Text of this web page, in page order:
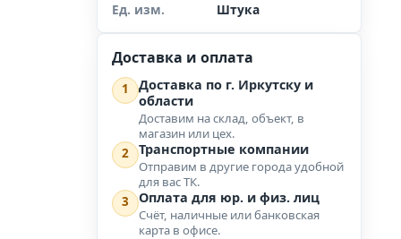
Ед. изм.
Штука
Доставка и оплата
1
Доставка по г. Иркутску и
области
Доставим на склад, объект, в
магазин или цех.
2
Транспортные компании
Отправим в другие города удобной
для вас ТК.
3
Оплата для юр. и физ. лиц
Счёт, наличные или банковская
карта в офисе.